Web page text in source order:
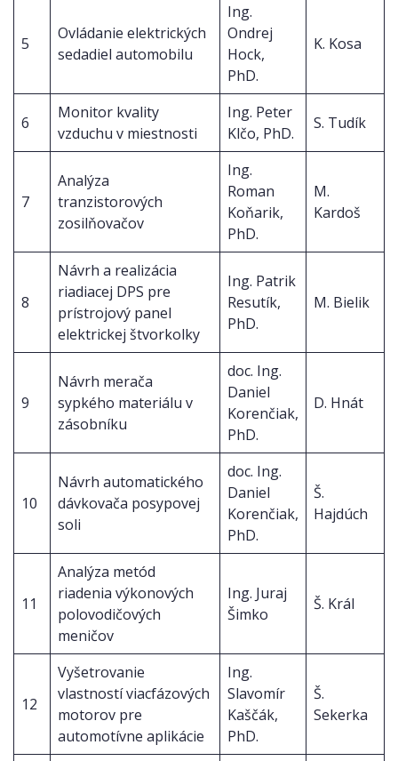
5
Ovládanie elektrických
sedadiel automobilu
Ing.
Ondrej
Hock,
PhD.
K. Kosa
6
Monitor kvality
vzduchu v miestnosti
Ing. Peter
Klčo, PhD.
S. Tudík
7
Analýza
tranzistorových
zosilňovačov
Ing.
Roman
Koňarik,
PhD.
M.
Kardoš
8
Návrh a realizácia
riadiacej DPS pre
prístrojový panel
elektrickej štvorkolky
Ing. Patrik
Resutík,
PhD.
M. Bielik
9
Návrh merača
sypkého materiálu v
zásobníku
doc. Ing.
Daniel
Korenčiak,
PhD.
D. Hnát
10
Návrh automatického
dávkovača posypovej
soli
doc. Ing.
Daniel
Korenčiak,
PhD.
Š.
Hajdúch
11
Analýza metód
riadenia výkonových
polovodičových
meničov
Ing. Juraj
Šimko
Š. Král
12
Vyšetrovanie
vlastností viacfázových
motorov pre
automotívne aplikácie
Ing.
Slavomír
Kaščák,
PhD.
Š.
Sekerka